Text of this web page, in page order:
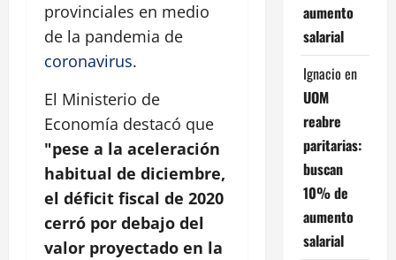
provinciales en medio
de la pandemia de
coronavirus.
El Ministerio de
Economía destacó que
"pese a la aceleración
habitual de diciembre,
el déficit fiscal de 2020
cerró por debajo del
valor proyectado en la
aumento
salarial
Ignacio en
UOM
reabre
paritarias:
buscan
10% de
aumento
salarial